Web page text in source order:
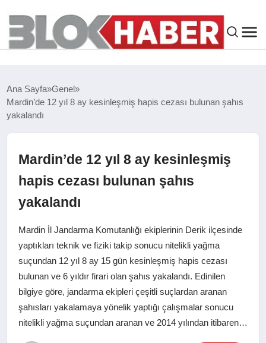
SIYASET
SPOR
EKONOMI
SAĞLIK
EĞITIM
Ana Sayfa Genel
Mardin’de 12 yıl 8 ay kesinleşmiş hapis cezası bulunan şahıs
yakalandı
Mardin’de 12 yıl 8 ay kesinleşmiş
hapis cezası bulunan şahıs
yakalandı
Mardin İl Jandarma Komutanlığı ekiplerinin Derik ilçesinde
yaptıkları teknik ve fiziki takip sonucu nitelikli yağma
suçundan 12 yıl 8 ay 15 gün kesinleşmiş hapis cezası
bulunan ve 6 yıldır firari olan şahıs yakalandı. Edinilen
bilgiye göre, jandarma ekipleri çeşitli suçlardan aranan
şahısları yakalamaya yönelik yaptığı çalışmalar sonucu
nitelikli yağma suçundan aranan ve 2014 yılından itibaren…